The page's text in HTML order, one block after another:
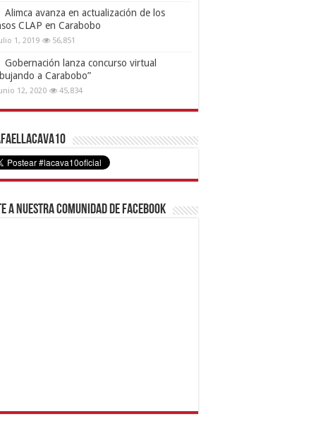
Alimca avanza en actualización de los
CLAP en Carabobo
1, 2019 56,851
Gobernación lanza concurso virtual
a Carabobo”
12, 2020 45,834
a nuestra comunidad de Facebook